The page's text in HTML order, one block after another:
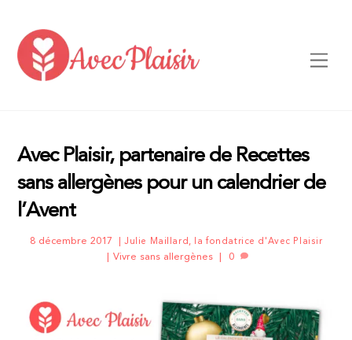
content
Avec Plaisir, partenaire de Recettes
sans allergènes pour un calendrier de
l’Avent
8 décembre 2017 Julie Maillard, la fondatrice d'Avec Plaisir
Vivre sans allergènes 0